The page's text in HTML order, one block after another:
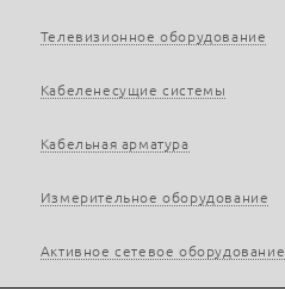
Телевизионное оборудование
Кабеленесущие системы
Кабельная арматура
Измерительное оборудование
Активное сетевое оборудование